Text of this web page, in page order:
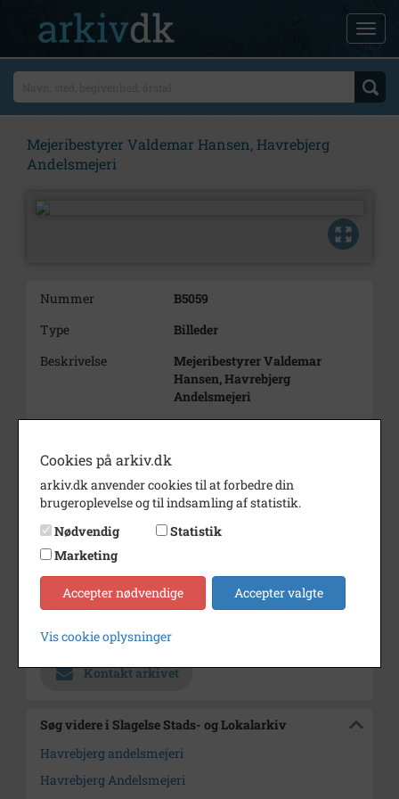
Mejeribestyrer Valdemar Hansen, Havrebjerg
Andelsmejeri
Nummer
B5059
Type
Billeder
Beskrivelse
Mejeribestyrer Valdemar
Hansen, Havrebjerg
Andelsmejeri
Dateringsnote
se B 5060
Fotograf
Ukendt
Se på kort
Enhed
Havrebjerg Sogn (1000-2050)
Arkiv
Kontakt arkivet
Søg videre i Slagelse Stads- og Lokalarkiv
Havrebjerg andelsmejeri
Havrebjerg Andelsmejeri
Cookies på arkiv.dk
arkiv.dk anvender cookies til at forbedre din
brugeroplevelse og til indsamling af statistik.
Nødvendig
Statistik
Marketing
Accepter nødvendige Accepter valgte
Vis cookie oplysninger